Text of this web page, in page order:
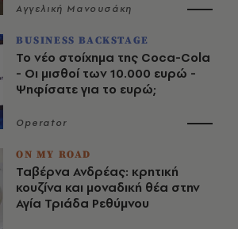
Αγγελική Μανουσάκη
BUSINESS BACKSTAGE
Το νέο στοίχημα της Coca-Cola
- Οι μισθοί των 10.000 ευρώ -
Ψηφίσατε για το ευρώ;
Operator
ON MY ROAD
Ταβέρνα Ανδρέας: κρητική
κουζίνα και μοναδική θέα στην
Αγία Τριάδα Ρεθύμνου